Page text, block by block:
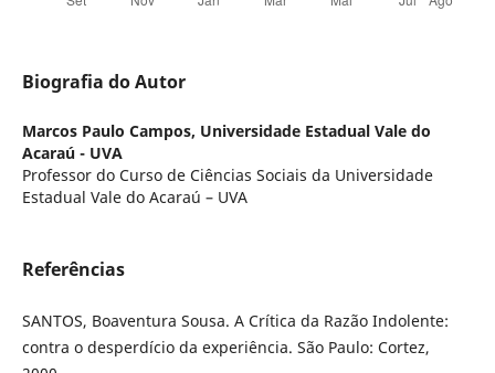
Biografia do Autor
Marcos Paulo Campos, Universidade Estadual Vale do
Acaraú - UVA
Professor do Curso de Ciências Sociais da Universidade
Estadual Vale do Acaraú – UVA
Referências
SANTOS, Boaventura Sousa. A Crítica da Razão Indolente:
contra o desperdício da experiência. São Paulo: Cortez,